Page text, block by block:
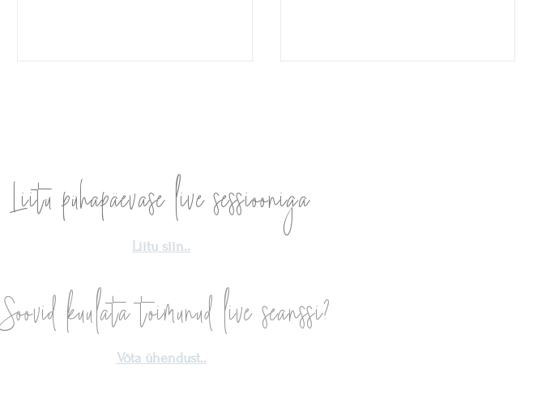
8:8 portaal — Hinge tõde ja väe-
Liitu pühapäevase live sessiooniga
Liitu siin..
Soovid kuulata toimunud live seanssi?
Võta ühendust..